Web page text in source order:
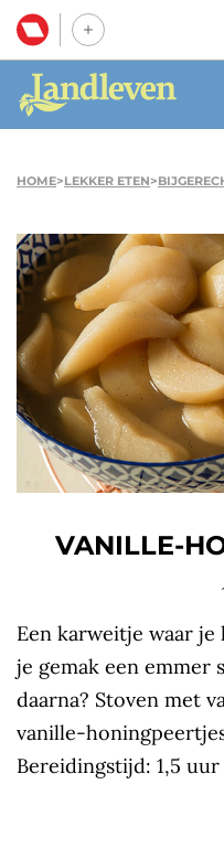
HOME>LEKKER ETEN>
VANILLE-
Een karweitje waar
je gemak een emmer
daarna? Stoven met
vanille-
Bereidingstijd: 1,5 uur